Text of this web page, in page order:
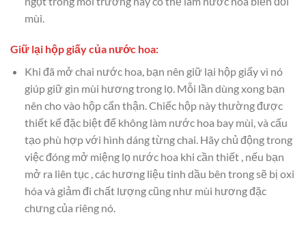
mùi.
Giữ lại hộp giấy của nước hoa:
Khi đã mở chai nước hoa, bạn nên giữ lại hộp giấy vì nó
giúp giữ gìn mùi hương trong lọ. Mỗi lần dùng xong bạn
nên cho vào hộp cẩn thận. Chiếc hộp này thường được
thiết kế đặc biệt để không làm nước hoa bay mùi, và cấu
tạo phù hợp với hình dáng từng chai. Hãy chủ động trong
việc đóng mở miệng lọ nước hoa khi cần thiết , nếu bạn
mở ra liên tục , các hương liệu tinh dầu bên trong sẽ bị oxi
hóa và giảm đi chất lượng cũng như mùi hương đặc
chưng của riêng nó.